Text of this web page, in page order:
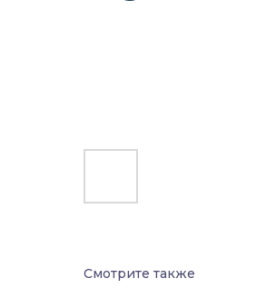
Смотрите также